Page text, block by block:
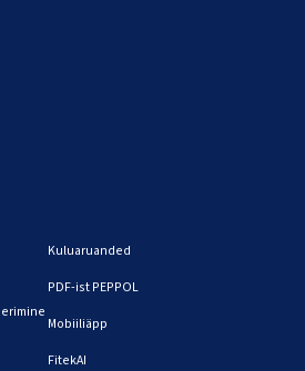
Kuluaruanded
PDF-ist PEPPOL
Mobiiliäpp
FitekAI